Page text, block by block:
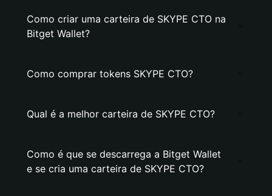
Como criar uma carteira de SKYPE CTO na
Bitget Wallet?
Como comprar tokens SKYPE CTO?
Qual é a melhor carteira de SKYPE CTO?
Como é que se descarrega a Bitget Wallet
e se cria uma carteira de SKYPE CTO?